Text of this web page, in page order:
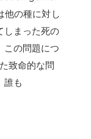
他の種に対し
しまった死の
この問題につ
致命的な問
誰も